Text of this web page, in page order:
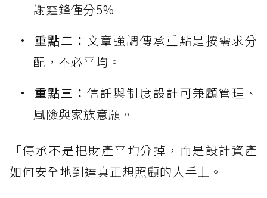
謝霆鋒僅分5%
重點二： 文章強調傳承重點是按需求分
配，不必平均。
重點三：信託與制度設計可兼顧管理、
風險與家族意願。
「傳承不是把財產平均分掉，而是設計資產
如何安全地到達真正想照顧的人手上。」